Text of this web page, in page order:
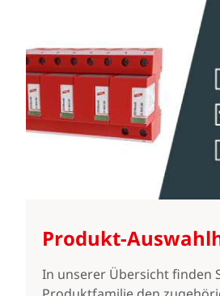
Produkt-
In unserer Übersicht finden